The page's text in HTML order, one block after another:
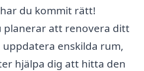
du kommit rätt!
planerar att renovera ditt
enskilda rum,
hjälpa dig att hitta den